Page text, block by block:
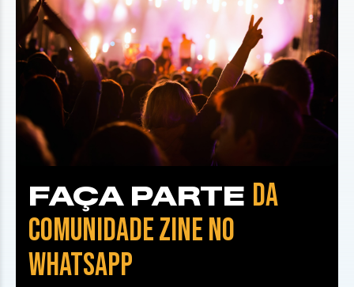
FAÇA PARTE DA
COMUNIDADE ZINE NO
WHATSAPP